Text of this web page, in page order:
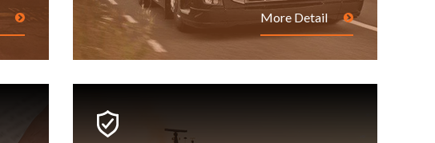
More Detail